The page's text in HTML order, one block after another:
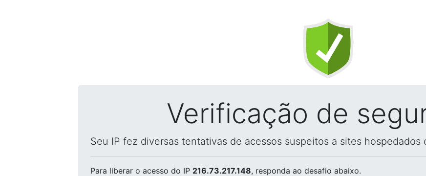
Verificação de
Seu IP fez diversas tentativas de acessos suspeitos a sites hospedados
Para liberar o acesso do IP 216.73.217.148, responda ao desafio abaixo.